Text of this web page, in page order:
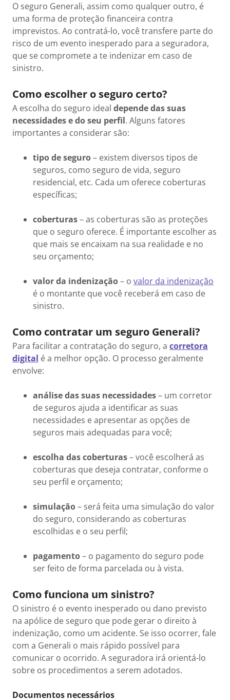
O seguro Generali, assim como qualquer outro, é
uma forma de proteção financeira contra
imprevistos. Ao contratá-lo, você transfere parte do
risco de um evento inesperado para a seguradora,
que se compromete a te indenizar em caso de
sinistro.
Como escolher o seguro certo?
A escolha do seguro ideal depende das suas
necessidades e do seu perfil. Alguns fatores
importantes a considerar são:
tipo de seguro– existem diversos tipos de
seguros, como seguro de vida, seguro
residencial, etc. Cada um oferece coberturas
específicas;
coberturas– as coberturas são as proteções
que o seguro oferece. É importante escolher as
que mais se encaixam na sua realidade e no
seu orçamento;
valor da indenização– o valor da indenização
é o montante que você receberá em caso de
sinistro.
Como contratar um seguro Generali?
Para facilitar a contratação do seguro, a corretora
digital é a melhor opção. O processo geralmente
envolve:
análise das suas necessidades– um corretor
de seguros ajuda a identificar as suas
necessidades e apresentar as opções de
seguros mais adequadas para você;
escolha das coberturas– você escolherá as
coberturas que deseja contratar, conforme o
seu perfil e orçamento;
simulação– será feita uma simulação do valor
do seguro, considerando as coberturas
escolhidas e o seu perfil;
pagamento– o pagamento do seguro pode
ser feito de forma parcelada ou à vista.
Como funciona um sinistro?
O sinistro é o evento inesperado ou dano previsto
na apólice de seguro que pode gerar o direito à
indenização, como um acidente. Se isso ocorrer, fale
com a Generali o mais rápido possível para
comunicar o ocorrido. A seguradora irá orientá-lo
sobre os procedimentos a serem adotados.
Documentos necessários